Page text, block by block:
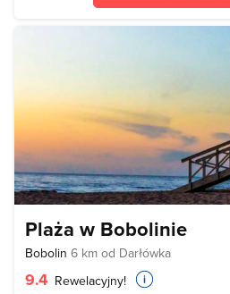
Plaża w Bobolinie
Bobolin 6 km od Darłówka
9.4 Rewelacyjny!